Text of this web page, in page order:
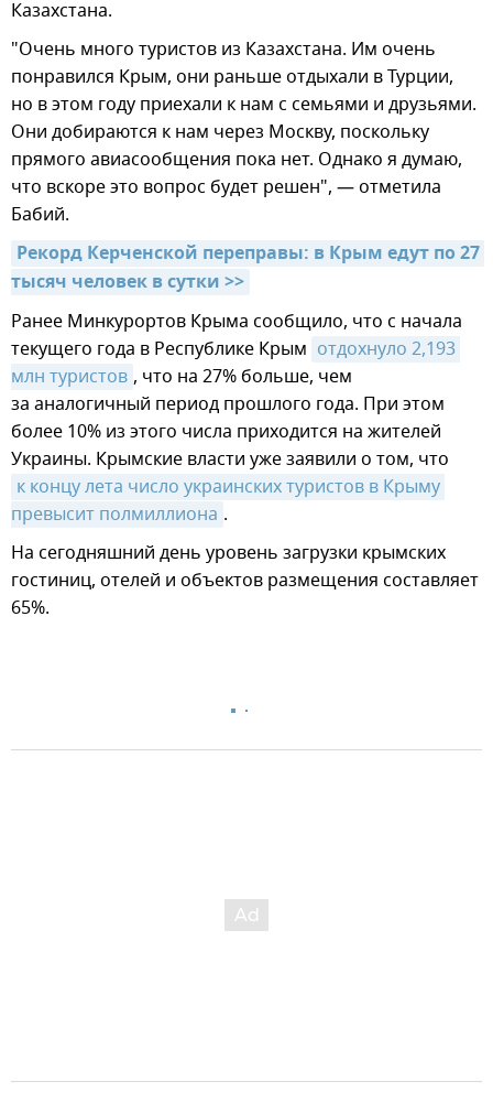
Казахстана.
"Очень много туристов из Казахстана. Им очень
понравился Крым, они раньше отдыхали в Турции,
но в этом году приехали к нам с семьями и друзьями.
Они добираются к нам через Москву, поскольку
прямого авиасообщения пока нет. Однако я думаю,
что вскоре это вопрос будет решен", — отметила
Бабий.
Рекорд Керченской переправы: в Крым едут по 27
тысяч человек в сутки >>
Ранее Минкурортов Крыма сообщило, что с начала
текущего года в Республике Крым отдохнуло 2,193
млн туристов , что на 27% больше, чем
за аналогичный период прошлого года. При этом
более 10% из этого числа приходится на жителей
Украины. Крымские власти уже заявили о том, что
к концу лета число украинских туристов в Крыму
превысит полмиллиона .
На сегодняшний день уровень загрузки крымских
гостиниц, отелей и объектов размещения составляет
65%.